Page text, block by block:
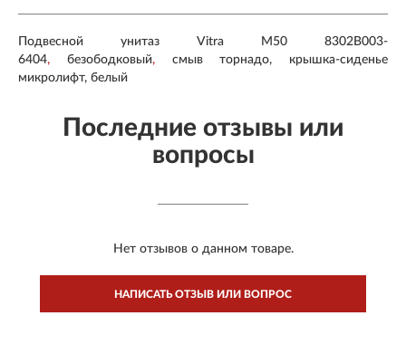
Подвесной унитаз Vitra M50 8302B003-
6404, безободковый,смыв торнадо, крышка-сиденье
микролифт, белый
Последние отзывы или
вопросы
Нет отзывов о данном товаре.
НАПИСАТЬ ОТЗЫВ ИЛИ ВОПРОС